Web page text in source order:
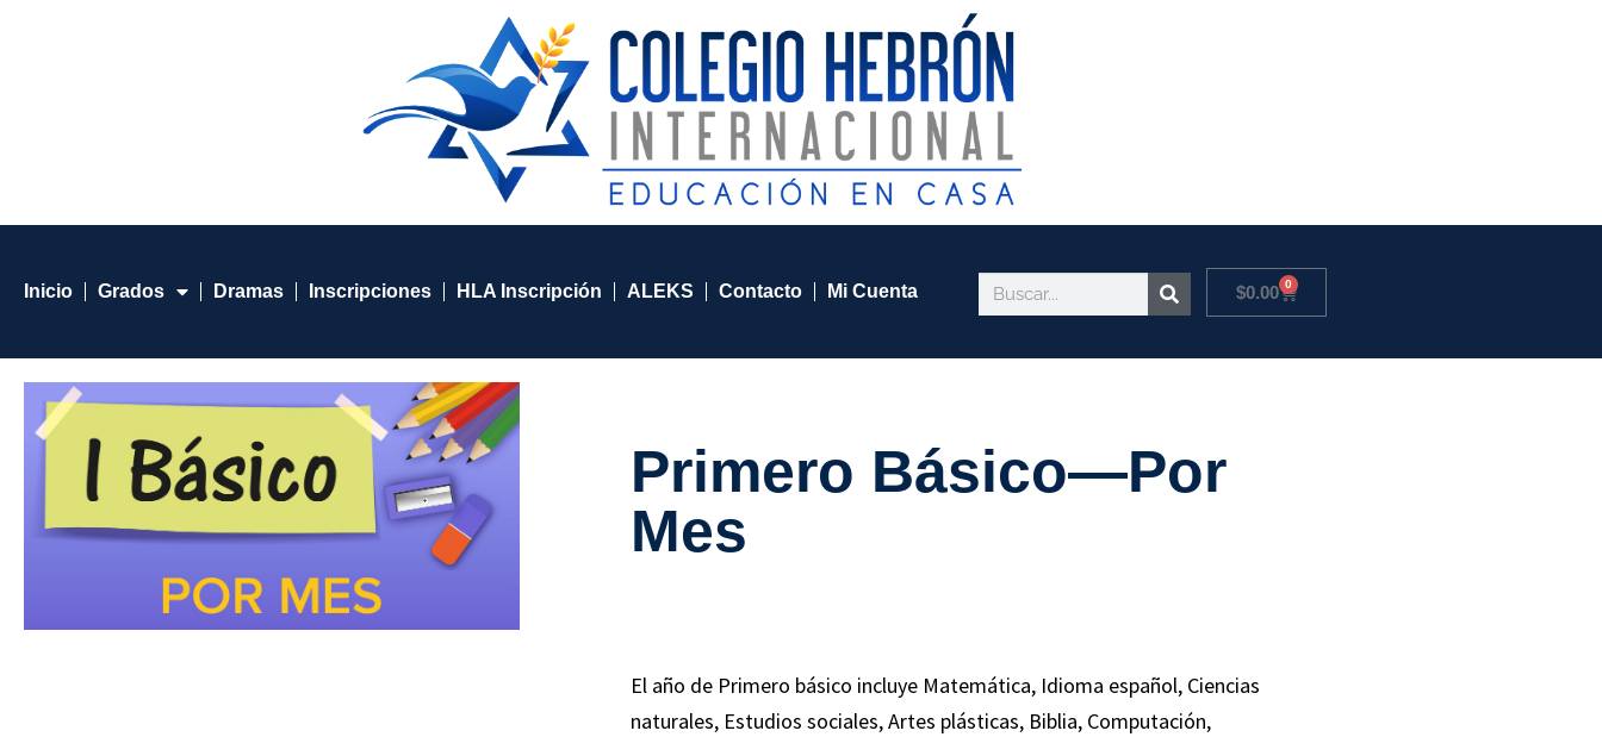
Inicio Grados Dramas Inscripciones HLA Inscripción ALEKS Contacto Mi Cuenta $0.00 0
Primero Básico—Por
Mes
El año de Primero básico incluye Matemática, Idioma español, Ciencias
naturales, Estudios sociales, Artes plásticas, Biblia, Computación,